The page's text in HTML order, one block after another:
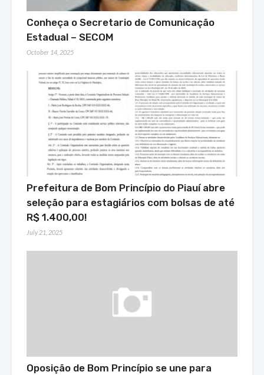
Conheça o Secretario de Comunicação
Estadual – SECOM
October 14, 2025
Prefeitura de Bom Princípio do Piauí abre
seleção para estagiários com bolsas de até
R$ 1.400,00!
July 21, 2025
Oposição de Bom Princípio se une para